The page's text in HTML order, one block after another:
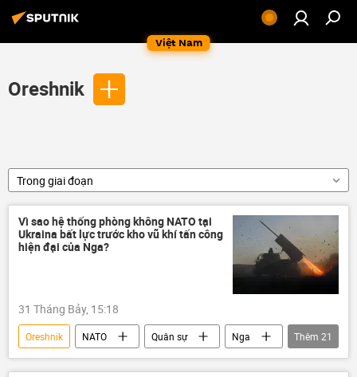
Việt Nam
Oreshnik
Trong giai đoạn
Vì sao hệ thống phòng không NATO tại
Ukraina bất lực trước kho vũ khí tấn công
hiện đại của Nga?
31 Tháng Bảy, 15:18
Oreshnik NATO Quân sự
Nga
Chính trị
Thế giới
Quân đội Nga
Thêm 21